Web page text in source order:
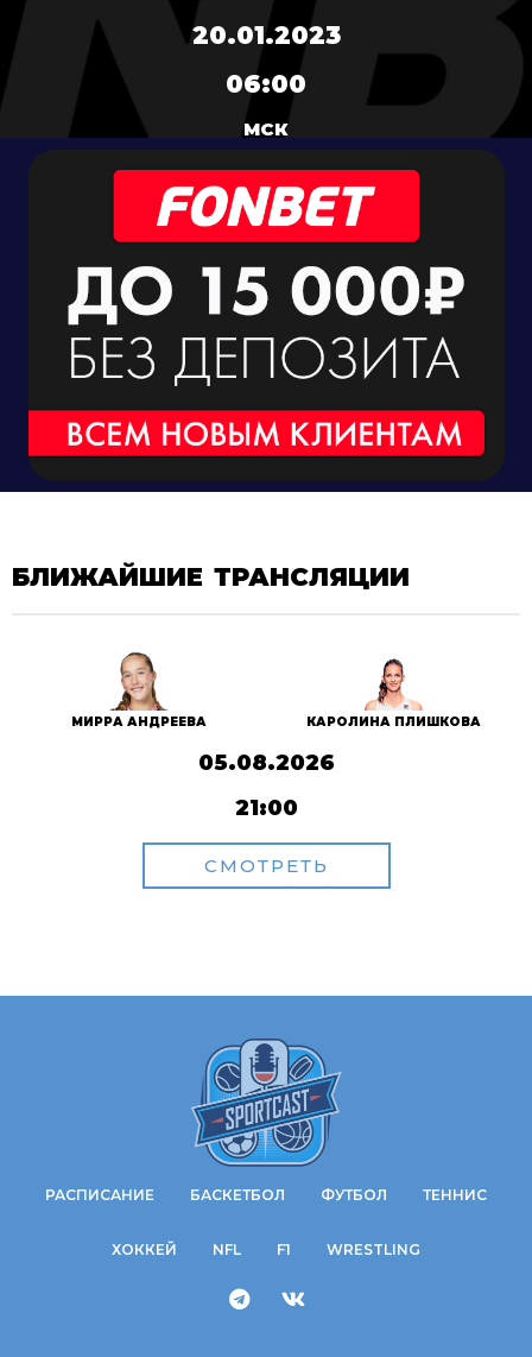
20.01.2023
06:00
МСК
БЛИЖАЙШИЕ ТРАНСЛЯЦИИ
МИРРА АНДРЕЕВА КАРОЛИНА ПЛИШКОВА
05.08.2026
21:00
СМОТРЕТЬ
РАСПИСАНИЕ БАСКЕТБОЛ ФУТБОЛ ТЕННИС
ХОККЕЙ NFL F1 WRESTLING